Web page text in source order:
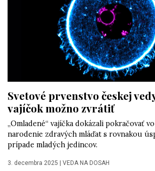
Svetové prvenstvo českej
vajíčok možno zvrátiť
„Omladené“ vajíčka dokázali pokračovať
narodenie zdravých mláďat s rovnakou
prípade mladých jedincov.
3. decembra 2025 VEDA NA DOSAH